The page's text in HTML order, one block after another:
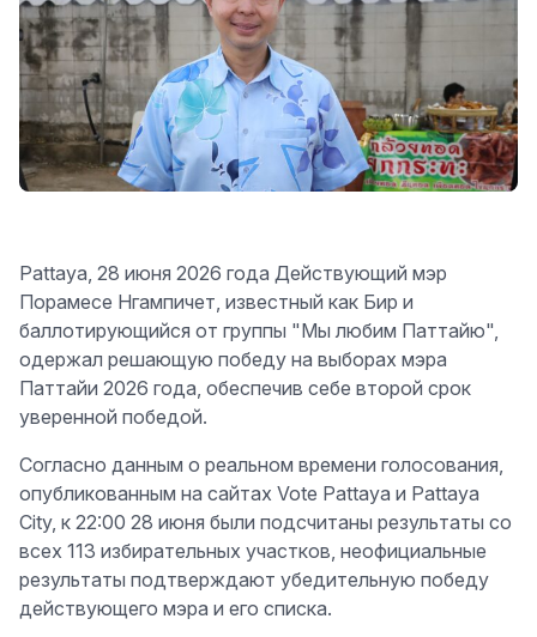
Pattaya, 28 июня 2026 года Действующий мэр
Порамесе Нгампичет, известный как Бир и
баллотирующийся от группы "Мы любим Паттайю",
одержал решающую победу на выборах мэра
Паттайи 2026 года, обеспечив себе второй срок
уверенной победой.
Согласно данным о реальном времени голосования,
опубликованным на сайтах Vote Pattaya и Pattaya
City, к 22:00 28 июня были подсчитаны результаты со
всех 113 избирательных участков, неофициальные
результаты подтверждают убедительную победу
действующего мэра и его списка.